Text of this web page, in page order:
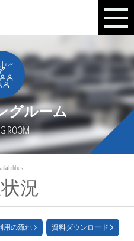
グルーム
ROOM
況
用の流れ 資料ダウンロード